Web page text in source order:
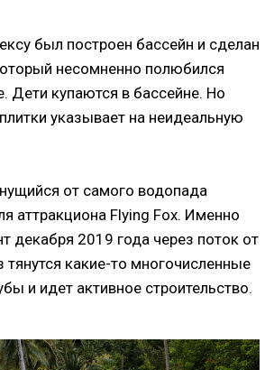
был построен бассейн и сделан
несомненно полюбился
Дети купаются в бассейне. Но
указывает на неидеальную
от самого водопада
аттракциона Flying Fox. Именно
декабря 2019 года через поток от
какие-то многочисленные
и идет активное строительство.